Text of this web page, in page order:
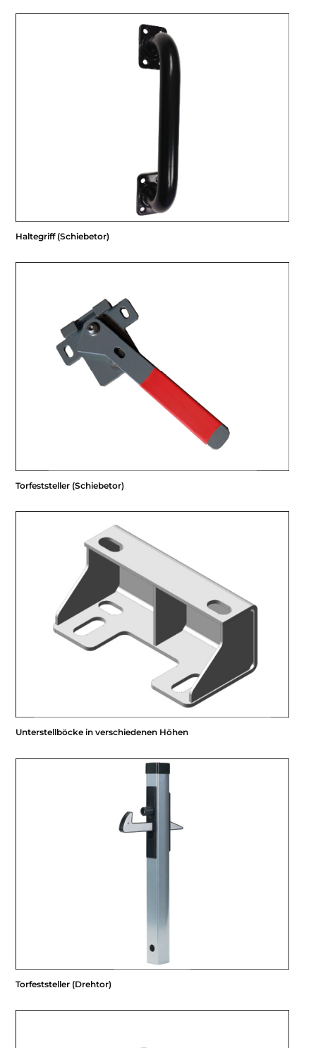
Haltegriff (Schiebetor)
Torfeststeller (Schiebetor)
Unterstellböcke in verschiedenen Höhen
Torfeststeller (Drehtor)